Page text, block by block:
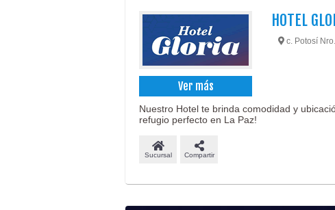
Ver más
HOTEL
c. Potosí
Nuestro Hotel te brinda comodidad y
refugio perfecto en La Paz!
Sucursal Compartir